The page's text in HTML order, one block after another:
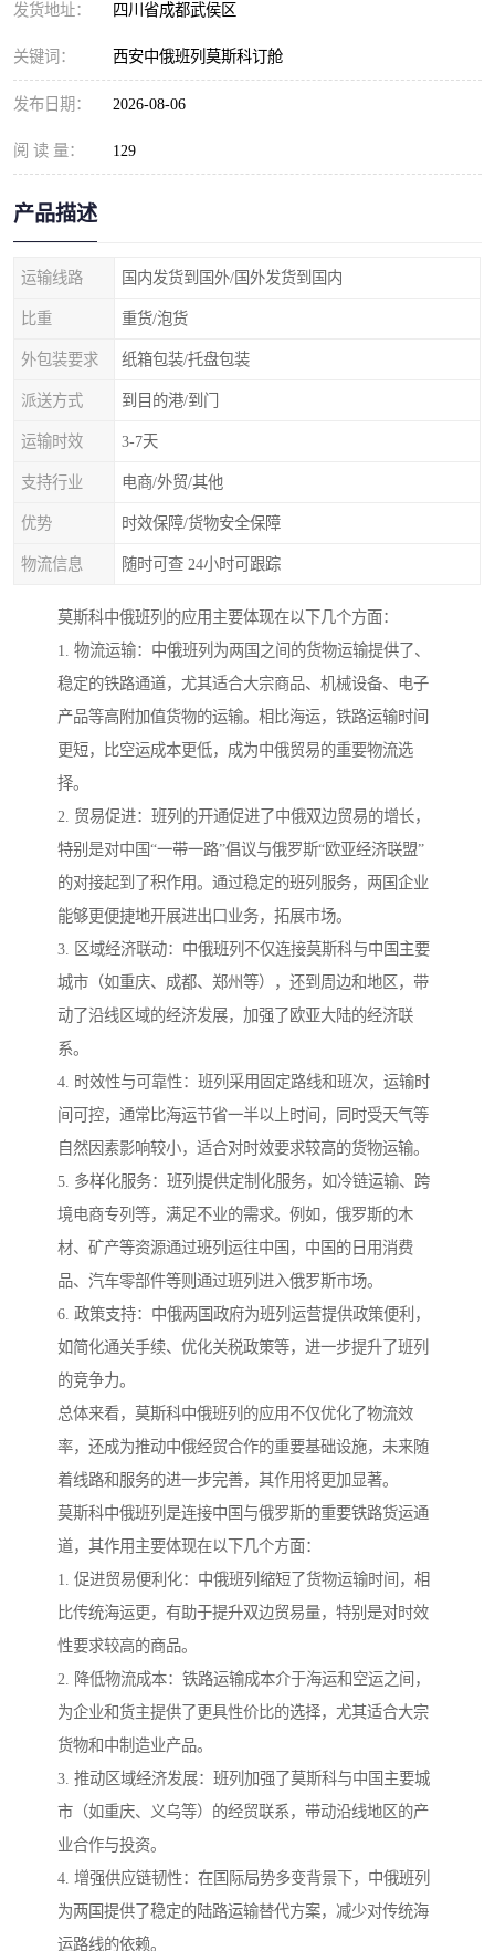
发货地址： 四川省成都武侯区
关键词： 西安中俄班列莫斯科订舱
发布日期： 2026-08-06
阅 读 量： 129
产品描述
运输线路 国内发货到国外/国外发货到国内
比重 重货/泡货
外包装要求 纸箱包装/托盘包装
派送方式 到目的港/到门
运输时效 3-7天
支持行业 电商/外贸/其他
优势 时效保障/货物安全保障
物流信息 随时可查 24小时可跟踪
莫斯科中俄班列的应用主要体现在以下几个方面：
1. 物流运输：中俄班列为两国之间的货物运输提供了、
稳定的铁路通道，尤其适合大宗商品、机械设备、电子
产品等高附加值货物的运输。相比海运，铁路运输时间
更短，比空运成本更低，成为中俄贸易的重要物流选
择。
2. 贸易促进：班列的开通促进了中俄双边贸易的增长，
特别是对中国“一带一路”倡议与俄罗斯“欧亚经济联盟”
的对接起到了积作用。通过稳定的班列服务，两国企业
能够更便捷地开展进出口业务，拓展市场。
3. 区域经济联动：中俄班列不仅连接莫斯科与中国主要
城市（如重庆、成都、郑州等），还到周边和地区，带
动了沿线区域的经济发展，加强了欧亚大陆的经济联
系。
4. 时效性与可靠性：班列采用固定路线和班次，运输时
间可控，通常比海运节省一半以上时间，同时受天气等
自然因素影响较小，适合对时效要求较高的货物运输。
5. 多样化服务：班列提供定制化服务，如冷链运输、跨
境电商专列等，满足不业的需求。例如，俄罗斯的木
材、矿产等资源通过班列运往中国，中国的日用消费
品、汽车零部件等则通过班列进入俄罗斯市场。
6. 政策支持：中俄两国政府为班列运营提供政策便利，
如简化通关手续、优化关税政策等，进一步提升了班列
的竞争力。
总体来看，莫斯科中俄班列的应用不仅优化了物流效
率，还成为推动中俄经贸合作的重要基础设施，未来随
着线路和服务的进一步完善，其作用将更加显著。
莫斯科中俄班列是连接中国与俄罗斯的重要铁路货运通
道，其作用主要体现在以下几个方面：
1. 促进贸易便利化：中俄班列缩短了货物运输时间，相
比传统海运更，有助于提升双边贸易量，特别是对时效
性要求较高的商品。
2. 降低物流成本：铁路运输成本介于海运和空运之间，
为企业和货主提供了更具性价比的选择，尤其适合大宗
货物和中制造业产品。
3. 推动区域经济发展：班列加强了莫斯科与中国主要城
市（如重庆、义乌等）的经贸联系，带动沿线地区的产
业合作与投资。
4. 增强供应链韧性：在国际局势多变背景下，中俄班列
为两国提供了稳定的陆路运输替代方案，减少对传统海
运路线的依赖。